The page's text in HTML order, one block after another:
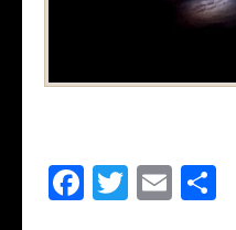
Facebook
Twitter
Email